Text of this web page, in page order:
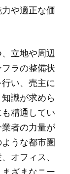
や適正な価
立地や周辺
ラの整備状
い、売主に
識が求めら
精通してい
者の力量が
うな都市圏
オフィス、
ざまなニー